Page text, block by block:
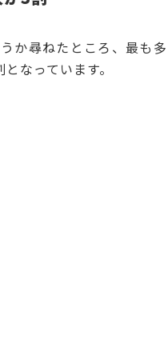
か尋ねたところ、最も多
なっています。